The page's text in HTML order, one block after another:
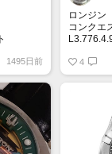
ーブメ
ョンセ
1495日前
ロンジン
コンク
ンデック
上げのブ
す✨ブル
バーの文
ンにも合
4